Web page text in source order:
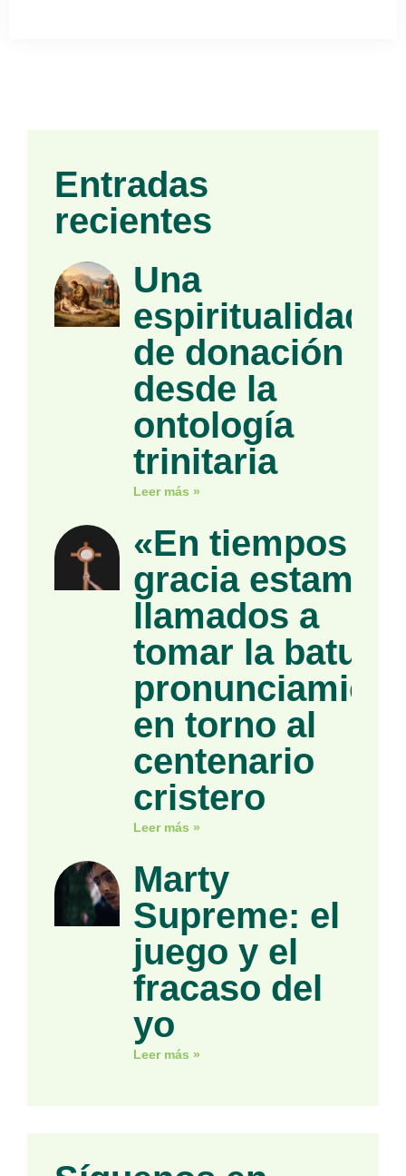
Entradas
recientes
Una
espiritualidad
de donación
desde la
ontología
trinitaria
Leer más »
«En tiempos de
gracia estamos
llamados a
tomar la
en torno al
centenario
cristero
Leer más »
Marty
Supreme: el
juego y el
fracaso del
yo
Leer más »